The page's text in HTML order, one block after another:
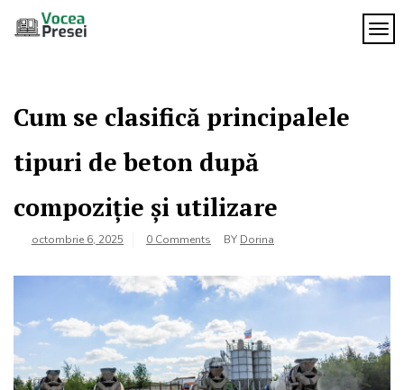
Cum se clasifică principalele
tipuri de beton după
compoziție și utilizare
octombrie 6, 2025 0 Comments BY Dorina